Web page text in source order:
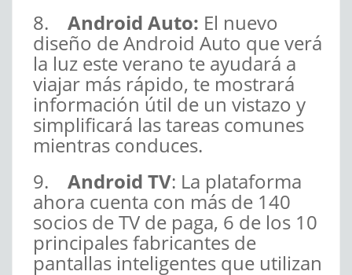
8. Android Auto: El nuevo
diseño de Android Auto que verá
la luz este verano te ayudará a
viajar más rápido, te mostrará
información útil de un vistazo y
simplificará las tareas comunes
mientras conduces.
9. Android TV: La plataforma
ahora cuenta con más de 140
socios de TV de paga, 6 de los 10
principales fabricantes de
pantallas inteligentes que utilizan